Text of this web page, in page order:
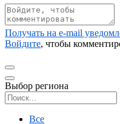
Получать на e‑mail
Войдите, чтобы
Выбор региона
Все